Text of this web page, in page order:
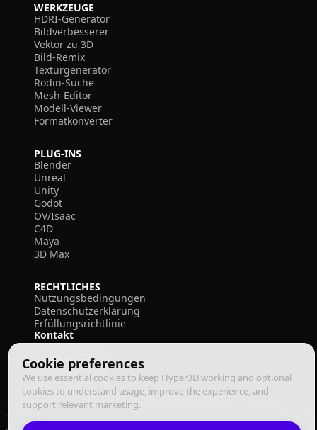
Cookie preferences
We use essential cookies to keep Hyper3D working and optional
cookies to understand usage, improve the experience, and
support relevant marketing.
WERKZEUGE
HDRI-Generator
Bildverbesserer
Vektor zu 3D
Bild-Remix
Texturgenerator
Rodin-Suche
Mesh-Editor
Modell-Viewer
Formatkonverter
PLUG-INS
Blender
Unreal
Unity
Godot
OV/Isaac
C4D
Maya
3D Max
RECHTLICHES
Nutzungsbedingungen
Datenschutzerklärung
Erfüllungsrichtlinie
Kontakt